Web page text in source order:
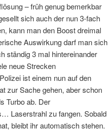
– früh genug bemerkbar
sich auch der nun 3-fach
kann man den Boost dreimal
Auswirkung darf man sich
ständig 3 mal hintereinander
neue Strecken
ist einem nun auf den
zur Sache gehen, aber schon
Turbo ab. Der
Laserstrahl zu fangen. Sobald
bleibt ihr automatisch stehen.